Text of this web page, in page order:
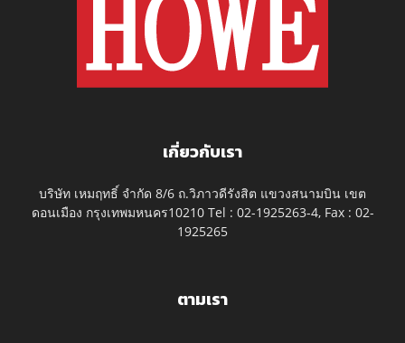
เกี่ยวกับเรา
บริษัท เหมฤทธิ์ จำกัด 8/6 ถ.วิภาวดีรังสิต แขวงสนามบิน เขต
ดอนเมือง กรุงเทพมหนคร10210 Tel : 02-1925263-4, Fax : 02-
1925265
ตามเรา